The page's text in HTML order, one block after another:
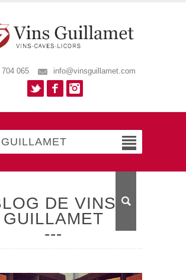
704 065
info@vinsguillamet.com
Twitter
Facebook
DE VINS
GUILLAMET